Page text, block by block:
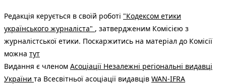
Редакція керується в своїй роботі "Кодексом етики
українського журналіста" , затвердженим Комісією з
журналістської етики. Поскаржитись на матеріал до Комісії
можна тут
Видання є членом Асоціації Незалежні регіональні видавці
України та Всесвітньої асоціації видавців WAN-IFRA